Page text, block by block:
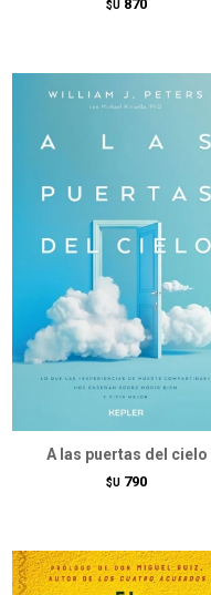
$U 870
A las puertas del cielo
$U 790